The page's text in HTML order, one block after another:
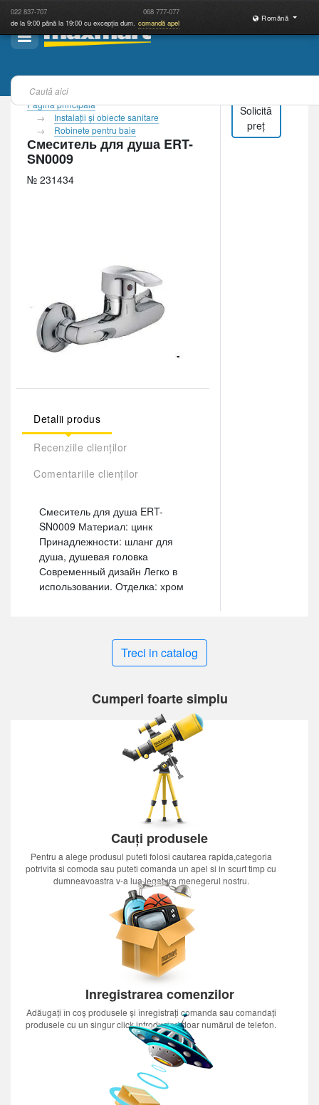
022 837-707 068 777-077
de la 9:00 până la 19:00 cu excepția dum. comandă apel
Română
Pagina principală
Instalaţii şi obiecte sanitare
Robinete pentru baie
Смеситель для душа ERT-
SN0009
№ 231434
Detalii produs
Recenziile clienților
Comentariile clienților
Смеситель для душа ERT-
SN0009 Материал: цинк
Принадлежности: шланг для
душа, душевая головка
Современный дизайн Легко в
использовании. Отделка: хром
Solicită
preț
Treci in catalog
Cumperi foarte simplu
Cauți produsele
Pentru a alege produsul puteti folosi cautarea rapida,categoria
potrivita si comoda sau puteti comanda un apel si in scurt timp cu
dumneavoastra v-a lua legatura menegerul nostru.
Inregistrarea comenzilor
Adăugați în coș produsele și înregistrați comanda sau comandați
produsele cu un singur click introducînd doar numărul de telefon.